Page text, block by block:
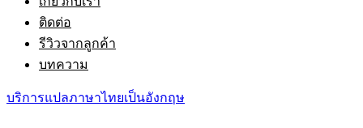
ติดต่อ
รีวิวจากลูกค้า
บทความ
บริการแปลภาษาไทยเป็นอังกฤษ